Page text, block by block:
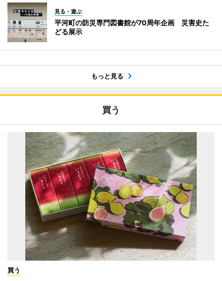
見る・遊ぶ
平河町の防災専門図書館が70周年企画 災害史た
どる展示
もっと見る
買う
買う